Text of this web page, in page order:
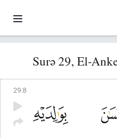
Surə 29, El-
29:8